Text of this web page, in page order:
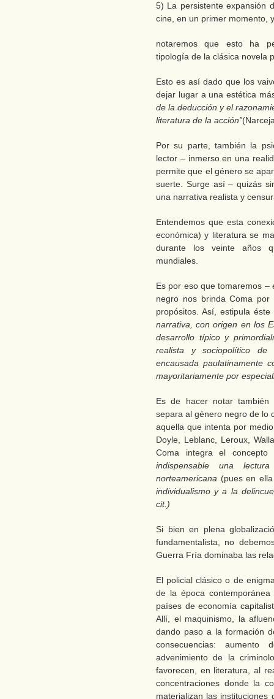
5) La persistente expansión
cine, en un primer momento,
notaremos que esto ha
tipología de la clásica novela
Esto es así dado que los
dejar lugar a una estética
de la deducción y el
literatura de la acción”
Por su parte, también la
lector – inmerso en una
permite que el género se
suerte. Surge así – quizás
una narrativa realista y
Entendemos que esta
económica) y literatura se
durante los veinte años
mundiales.
Es por eso que tomaremos
negro nos brinda Coma
propósitos. Así, estipula
narrati­va, con origen en los
desarrollo típico y
realista y sociopolítico de
encausada paulatinamente
mayoritariamente por
Es de hacer notar también
separa al género negro de lo
aquella que intenta por
Doyle, Leblanc, Leroux,
Coma integra el
indispensable una
norteamericana (pues en
individualismo y a la
cit.)
Si bien en plena
fundamentalista, no
Guerra Fría dominaba las
El policial clásico o de
de la época
países de economía
Allí, el maquinismo, la
dando paso a la formación
consecuencias:
advenimiento de la
favorecen, en literatura, al
concentraciones donde la
materializan las